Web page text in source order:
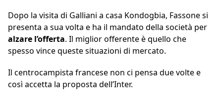
Dopo la visita di Galliani a casa Kondogbia, Fassone si
presenta a sua volta e ha il mandato della società per
alzare l’offerta. Il miglior offerente è quello che
spesso vince queste situazioni di mercato.
Il centrocampista francese non ci pensa due volte e
così accetta la proposta dell’Inter.